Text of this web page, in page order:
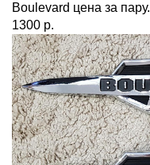
Boulevard цена за пару.
1300 р.